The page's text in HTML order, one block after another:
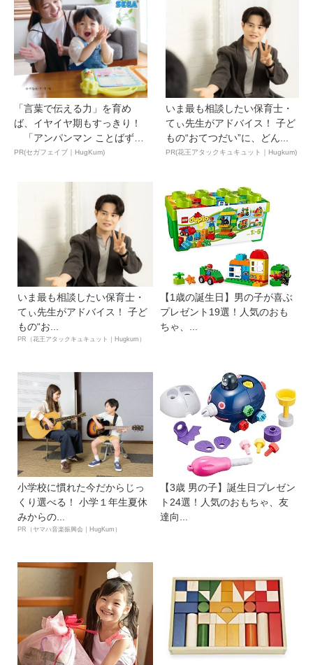
「言葉で伝える力」を育め
ば、イヤイヤ期もすっきり！
「アンパンマン ことばずか
ん...
PR(セガフェイブ｜HugKum)
いま最も相談したい保育士・
てぃ先生がアドバイス！ 子ど
もの“おてつだい”に、どん...
PR(花王アタックキュキュット｜Hugkum)
いま最も相談したい保育士・
てぃ先生がアドバイス！ 子ど
もの“お...
PR（花王アタックキュキュット｜Hugkum）
【1歳の誕生日】男の子が喜ぶ
プレゼント19選！人気のおも
ちゃ、...
小学校に慣れた今だからじっ
くり選べる！ 小学１年生夏休
みからの...
PR（ヤマハ音楽振興会｜HugKum）
【3歳 男の子】誕生日プレゼン
ト24選！人気のおもちゃ、友
達向...